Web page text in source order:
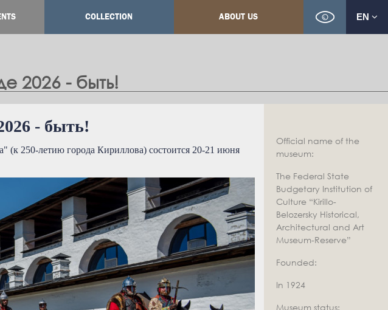
COLLECTION ABOUT US EN
2026 - быть!
- быть!
(к 250-летию города Кириллова) состоится 20-21 июня
Official name of the
museum:
The Federal State
Budgetary Institution of
Culture “Kirillo-
Belozersky Historical,
Architectural and Art
Museum-Reserve”
Founded:
In 1924
Museum status: